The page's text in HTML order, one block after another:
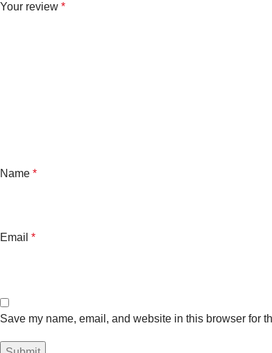
Your review *
Name *
Email *
Save my name, email, and website in this browser for